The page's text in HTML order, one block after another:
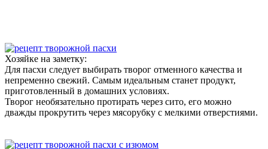
Хозяйке на заметку:
Для пасхи следует выбирать творог отменного качества и
непременно свежий. Самым идеальным станет продукт,
приготовленный в домашних условиях.
Творог необязательно протирать через сито, его можно
дважды прокрутить через мясорубку с мелкими отверстиями.